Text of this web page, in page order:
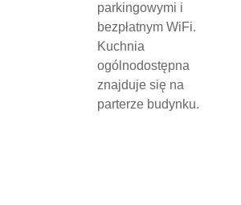
parkingowymi i
bezpłatnym WiFi.
Kuchnia
ogólnodostępna
znajduje się na
parterze budynku.